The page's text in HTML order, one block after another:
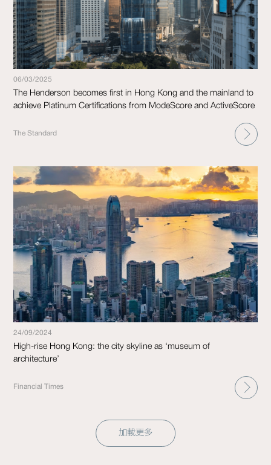
06/03/2025
The Henderson becomes first in Hong Kong and the mainland to
achieve Platinum Certifications from ModeScore and ActiveScore
The Standard
24/09/2024
High-rise Hong Kong: the city skyline as ‘museum of
architecture’
Financial Times
加載更多